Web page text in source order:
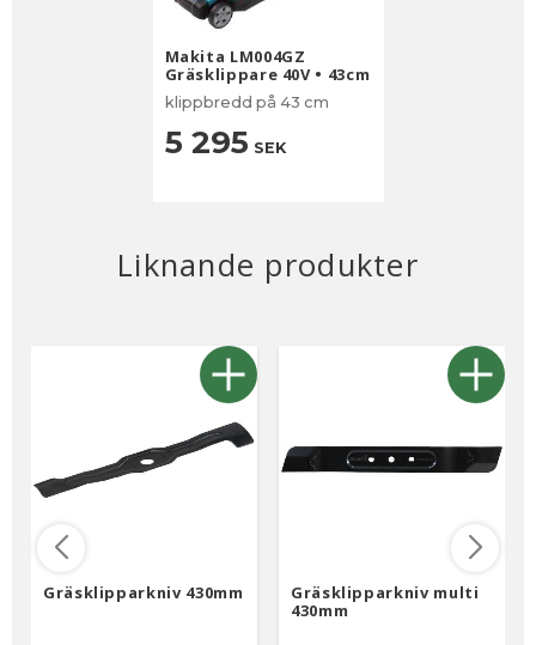
Makita LM004GZ
Gräsklippare 40V • 43cm
klippbredd på 43 cm
5 295 SEK
Liknande produkter
Gräsklipparkniv 430mm
Gräsklipparkniv multi
430mm